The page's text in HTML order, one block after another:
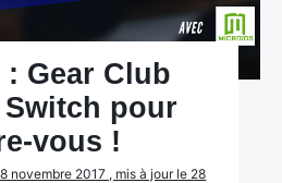
Gear Club
pour
vous !
novembre 2017 , mis à jour le 28